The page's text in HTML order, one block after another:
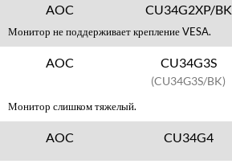
AOC CU34G2XP/BK
Монитор не поддерживает крепление VESA.
AOC CU34G3S
(CU34G3S/BK)
Монитор слишком тяжелый.
AOC CU34G4